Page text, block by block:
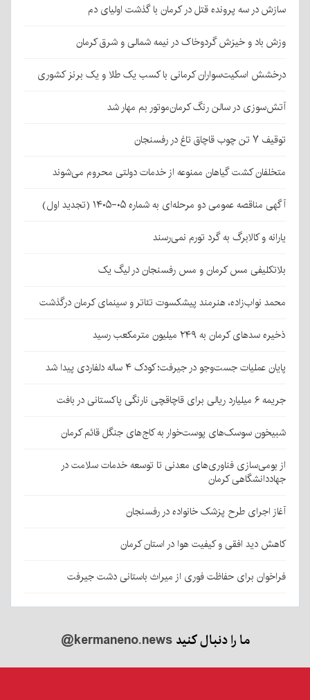
سازش در سه پرونده قتل در کرمان با گذشت اولیای دم
وزش باد و خیزش گردوخاک در نیمه شمالی و شرق کرمان
درخشش اسکیت‌سواران کرمانی با کسب یک طلا و یک برنز کشوری
آتش‌سوزی در سالن رنگ کرمان‌موتور بم مهار شد
توقیف ۷ تن چوب قاچاق تاغ در رفسنجان
متخلفان کشت گیاهان ممنوعه از خدمات دولتی محروم می‌شوند
آگهی مناقصه عمومی دو مرحله‌ای به شماره ۰۵-۱۴۰۵ (تجدید اول)
یارانه و کالابرگ به گرد تورم نمی‌رسند
بلاتکلیفی مس کرمان و مس رفسنجان در لیگ یک
محمد نواب‌زاده، هنرمند پیشکسوت تئاتر و سینمای کرمان درگذشت
ذخیره سدهای کرمان به ۲۴۹ میلیون مترمکعب رسید
پایان عملیات جست‌وجو در جیرفت؛ کودک ۴ ساله دلفاردی پیدا شد
جریمه ۶ میلیارد ریالی برای قاچاقچی نارنگی پاکستانی در بافت
شبیخون سوسک‌های پوست‌خوار به کاج‌های جنگل قائم کرمان
از بومی‌سازی فناوری‌های معدنی تا توسعه خدمات سلامت در
جهاددانشگاهی کرمان
آغاز اجرای طرح پزشک خانواده در رفسنجان
کاهش دید افقی و کیفیت هوا در استان کرمان
فراخوان برای حفاظت فوری از میراث باستانی دشت جیرفت
ما را دنبال کنید@kermaneno.news